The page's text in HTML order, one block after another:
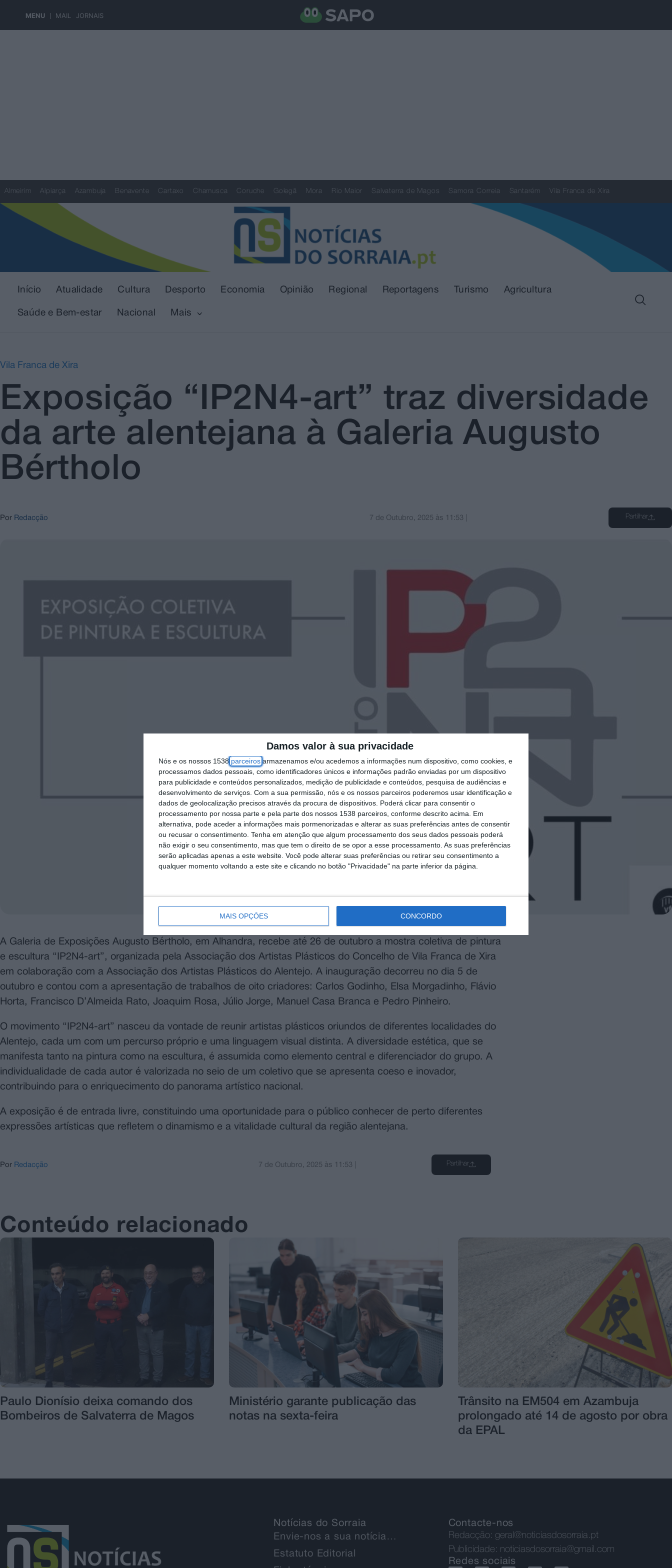
Damos valor à sua privacidade
Nós e os nossos 1538 parceiros armazenamos e/ou acedemos a informações num dispositivo, como cookies, e
processamos dados pessoais, como identificadores únicos e informações padrão enviadas por um dispositivo
para publicidade e conteúdos personalizados, medição de publicidade e conteúdos, pesquisa de audiências e
desenvolvimento de serviços. Com a sua permissão, nós e os nossos parceiros poderemos usar identificação e
dados de geolocalização precisos através da procura de dispositivos. Poderá clicar para consentir o
processamento por nossa parte e pela parte dos nossos 1538 parceiros, conforme descrito acima. Em
alternativa, pode aceder a informações mais pormenorizadas e alterar as suas preferências antes de consentir
ou recusar o consentimento. Tenha em atenção que algum processamento dos seus dados pessoais poderá
não exigir o seu consentimento, mas que tem o direito de se opor a esse processamento. As suas preferências
serão aplicadas apenas a este website. Você pode alterar suas preferências ou retirar seu consentimento a
qualquer momento voltando a este site e clicando no botão "Privacidade" na parte inferior da página.
MAIS OPÇÕES CONCORDO
MENU MAIL JORNAIS
Almeirim Alpiarça Azambuja Benavente Cartaxo Chamusca Coruche Golegã Mora Rio Maior Salvaterra de Magos Samora Correia Santarém Vila Franca de Xira
Início Atualidade Cultura Desporto Economia Opinião Regional Reportagens Turismo Agricultura
Saúde e Bem-estar Nacional Mais
Vila Franca de Xira
Exposição “IP2N4-art” traz diversidade
da arte alentejana à Galeria Augusto
Bértholo
Por Redacção 7 de Outubro, 2025 às 11:53 Partilhar
A Galeria de Exposições Augusto Bértholo, em Alhandra, recebe até 26 de outubro a mostra coletiva de pintura
e escultura “IP2N4-art”, organizada pela Associação dos Artistas Plásticos do Concelho de Vila Franca de Xira
em colaboração com a Associação dos Artistas Plásticos do Alentejo. A inauguração decorreu no dia 5 de
outubro e contou com a apresentação de trabalhos de oito criadores: Carlos Godinho, Elsa Morgadinho, Flávio
Horta, Francisco D’Almeida Rato, Joaquim Rosa, Júlio Jorge, Manuel Casa Branca e Pedro Pinheiro.
O movimento “IP2N4-art” nasceu da vontade de reunir artistas plásticos oriundos de diferentes localidades do
Alentejo, cada um com um percurso próprio e uma linguagem visual distinta. A diversidade estética, que se
manifesta tanto na pintura como na escultura, é assumida como elemento central e diferenciador do grupo. A
individualidade de cada autor é valorizada no seio de um coletivo que se apresenta coeso e inovador,
contribuindo para o enriquecimento do panorama artístico nacional.
A exposição é de entrada livre, constituindo uma oportunidade para o público conhecer de perto diferentes
expressões artísticas que refletem o dinamismo e a vitalidade cultural da região alentejana.
Por Redacção 7 de Outubro, 2025 às 11:53 Partilhar
Conteúdo relacionado
Paulo Dionísio deixa comando dos
Bombeiros de Salvaterra de Magos
Ministério garante publicação das
notas na sexta-feira
Trânsito na EM504 em Azambuja
prolongado até 14 de agosto por obra
da EPAL
Notícias do Sorraia
Envie-nos a sua notícia…
Estatuto Editorial
Contacte-nos
Redacção: geral@noticiasdosorraia.pt
Publicidade: noticiasdosorraia@gmail.com
Redes sociais